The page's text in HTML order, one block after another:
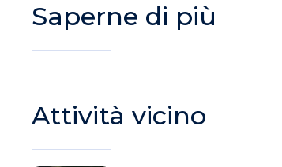
Saperne di più
Attività vicino